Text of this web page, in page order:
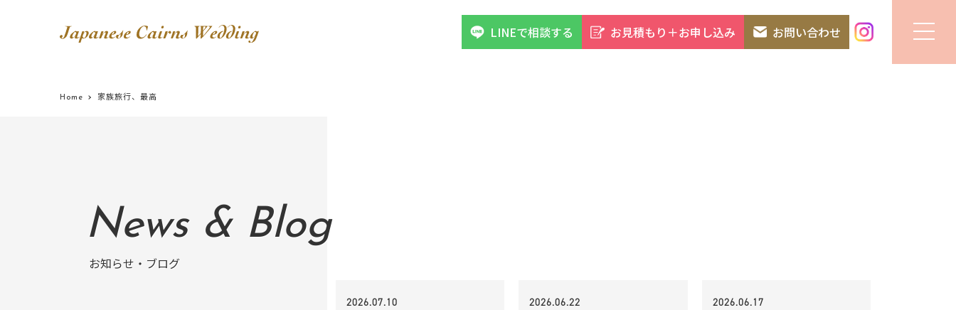
LINEで相談する お見積もり＋お申し込み お問い合わせ
Home 家族旅行、最高
News & Blog
お知らせ・ブログ
2026.07.10 2026.06.22 2026.06.17